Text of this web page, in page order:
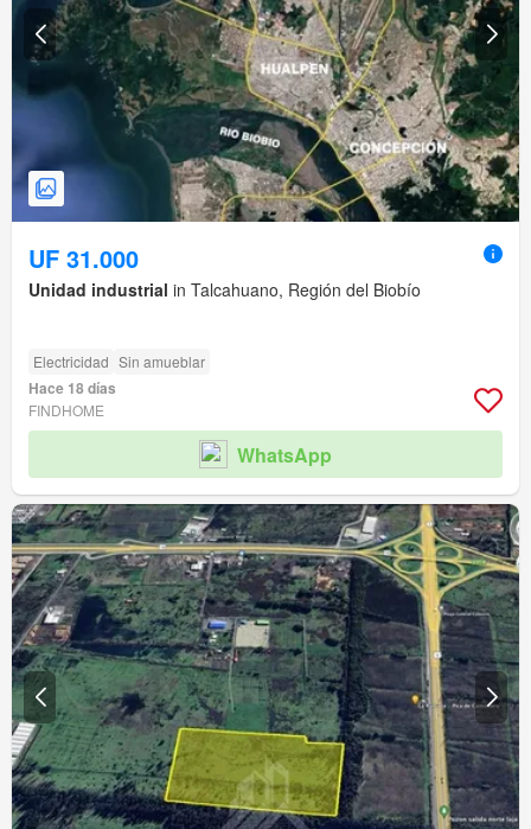
UF 31.000
Unidad industrial in Talcahuano, Región del Biobío
Electricidad Sin amueblar
Hace 18 días
FINDHOME
WhatsApp